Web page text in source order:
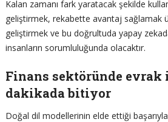
Kalan zamanı fark yaratacak şekilde
geliştirmek, rekabette avantaj sağlamak
geliştirmek ve bu doğrultuda yapay
insanların sorumluluğunda olacaktır.
Finans sektöründe evrak
dakikada bitiyor
Doğal dil modellerinin elde ettiği